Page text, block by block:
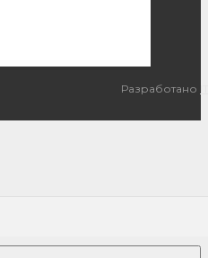
Разработано